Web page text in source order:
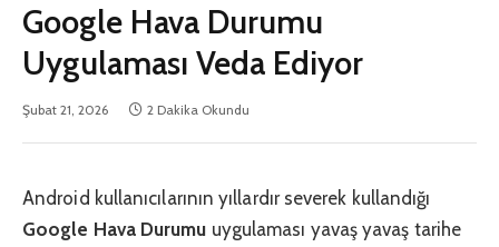
Google Hava Durumu
Uygulaması Veda Ediyor
Şubat 21, 2026 2 Dakika Okundu
Android kullanıcılarının yıllardır severek kullandığı
Google Hava Durumu uygulaması yavaş yavaş tarihe